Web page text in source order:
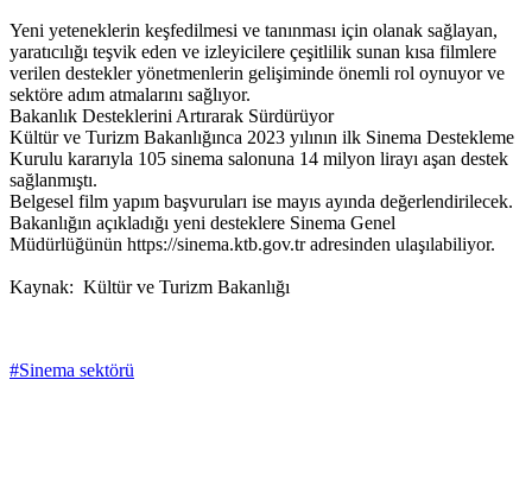
Yeni yeteneklerin keşfedilmesi ve tanınması için olanak sağlayan,
yaratıcılığı teşvik eden ve izleyicilere çeşitlilik sunan kısa filmlere
verilen destekler yönetmenlerin gelişiminde önemli rol oynuyor ve
sektöre adım atmalarını sağlıyor.
Bakanlık Desteklerini Artırarak Sürdürüyor
Kültür ve Turizm Bakanlığınca 2023 yılının ilk Sinema Destekleme
Kurulu kararıyla 105 sinema salonuna 14 milyon lirayı aşan destek
sağlanmıştı.
Belgesel film yapım başvuruları ise mayıs ayında değerlendirilecek.
Bakanlığın açıkladığı yeni desteklere Sinema Genel
Müdürlüğünün https://sinema.ktb.gov.tr adresinden ulaşılabiliyor.
Kaynak: Kültür ve Turizm Bakanlığı
#Sinema sektörü